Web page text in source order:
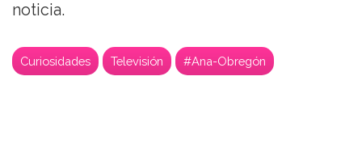
noticia.
Curiosidades Televisión #Ana-Obregón